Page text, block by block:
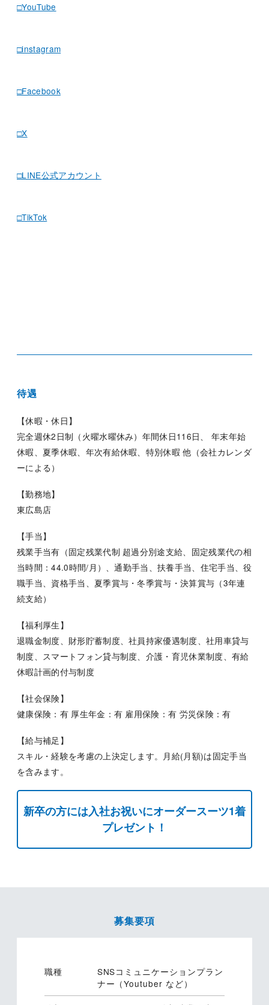
□YouTube
□instagram
□Facebook
□X
□LINE公式アカウント
□TikTok
待遇
【休暇・休日】
完全週休2日制（火曜水曜休み）年間休日116日、 年末年始
休暇、夏季休暇、年次有給休暇、特別休暇 他（会社カレンダ
ーによる）
【勤務地】
東広島店
【手当】
残業手当有（固定残業代制 超過分別途支給、固定残業代の相
当時間：44.0時間/月）、通勤手当、扶養手当、住宅手当、役
職手当、資格手当、夏季賞与・冬季賞与・決算賞与（3年連
続支給）
【福利厚生】
退職金制度、財形貯蓄制度、社員持家優遇制度、社用車貸与
制度、スマートフォン貸与制度、介護・育児休業制度、有給
休暇計画的付与制度
【社会保険】
健康保険：有 厚生年金：有 雇用保険：有 労災保険：有
【給与補足】
スキル・経験を考慮の上決定します。月給(月額)は固定手当
を含みます。
新卒の方には入社お祝いにオーダースーツ1着
プレゼント！
募集要項
職種
SNSコミュニケーションプラン
ナー（Youtuber など）